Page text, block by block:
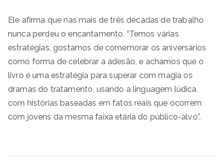
Ele afirma que nas mais de três décadas de trabalho
nunca perdeu o encantamento. “Temos várias
estratégias, gostamos de comemorar os aniversários
como forma de celebrar a adesão, e achamos que o
livro é uma estratégia para superar com magia os
dramas do tratamento, usando a linguagem lúdica,
com histórias baseadas em fatos reais que ocorrem
com jovens da mesma faixa etária do público-alvo”.